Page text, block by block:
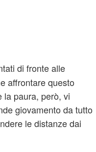
di fronte alle
affrontare questo
la paura, però, vi
giovamento da tutto
le distanze dai